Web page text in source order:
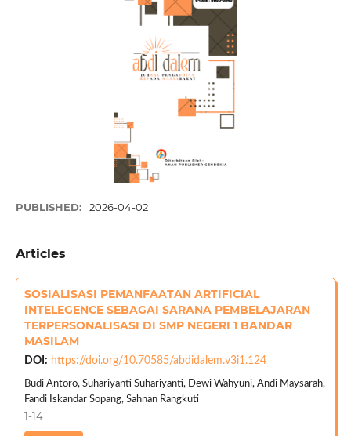
PUBLISHED: 2026-04-02
Articles
SOSIALISASI PEMANFAATAN ARTIFICIAL
INTELEGENCE SEBAGAI SARANA PEMBELAJARAN
TERPERSONALISASI DI SMP NEGERI 1 BANDAR
MASILAM
DOI: https://doi.org/10.70585/abdidalem.v3i1.124
Budi Antoro, Suhariyanti Suhariyanti, Dewi Wahyuni, Andi Maysarah,
Fandi Iskandar Sopang, Sahnan Rangkuti
1-14